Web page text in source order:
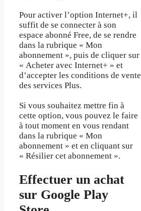
Pour activer l’option Internet+, il
suffit de se connecter à son
espace abonné Free, de se rendre
dans la rubrique « Mon
abonnement », puis de cliquer sur
« Acheter avec Internet+ » et
d’accepter les conditions de vente
des services Plus.
Si vous souhaitez mettre fin à
cette option, vous pouvez le faire
à tout moment en vous rendant
dans la rubrique « Mon
abonnement » et en cliquant sur
« Résilier cet abonnement ».
Effectuer un achat
sur Google Play